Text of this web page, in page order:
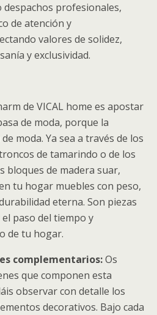
despachos profesionales,
de atención y
valores de solidez,
y exclusividad.
de VICAL home es apostar
de moda, porque la
moda. Ya sea a través de los
de tamarindo o de los
bloques de madera suar,
tu hogar muebles con peso,
eterna. Son piezas
paso del tiempo y
de tu hogar.
complementarios:Os
que componen esta
observar con detalle los
decorativos. Bajo cada